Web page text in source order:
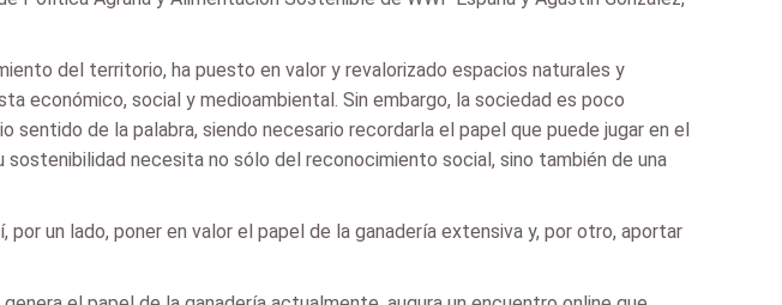
del territorio, ha puesto en valor y revalorizado espacios naturales y
económico, social y medioambiental. Sin embargo, la sociedad es poco
de la palabra, siendo necesario recordarla el papel que puede jugar en el
necesita no sólo del reconocimiento social, sino también de una
un lado, poner en valor el papel de la ganadería extensiva y, por otro, aportar